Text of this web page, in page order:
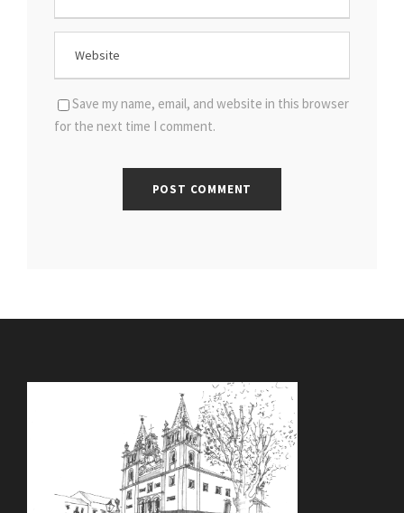
Save my name, email, and website in this browser
for the next time I comment.